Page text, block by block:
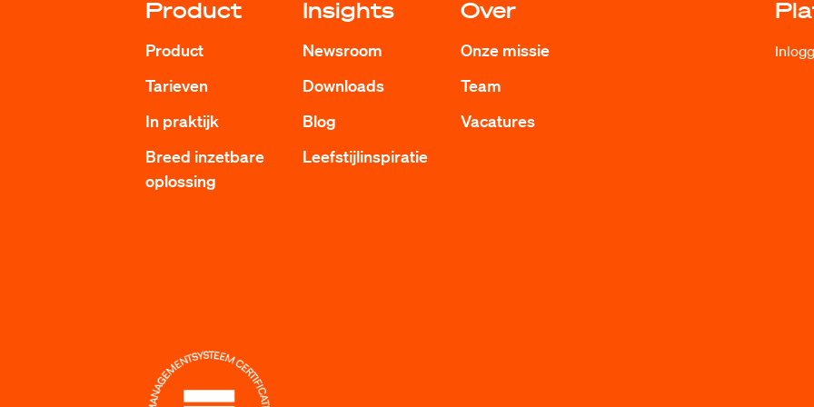
Product
Product
Tarieven
In praktijk
Breed inzetbare
oplossing
Insights
Newsroom
Downloads
Blog
Leefstijlinspiratie
Over
Onze missie
Team
Vacatures